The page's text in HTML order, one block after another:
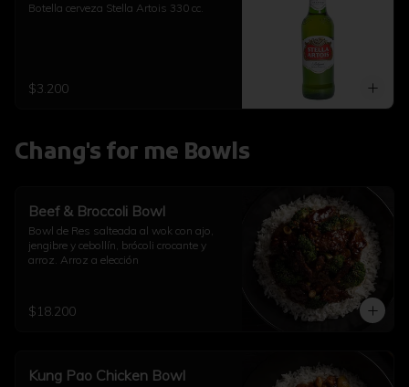
Botella cerveza Stella Artois 330 cc.
$3.200
Chang's for me Bowls
Beef & Broccoli Bowl
Bowl de Res salteada al wok con ajo,
jengibre y cebollín, brócoli crocante y
arroz. Arroz a elección
$18.200
Kung Pao Chicken Bowl